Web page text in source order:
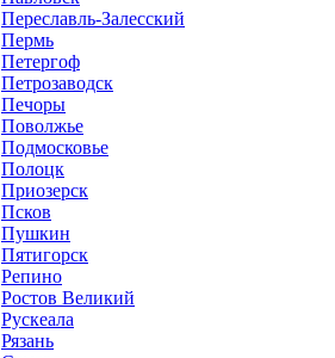
Переславль-Залесский
Пермь
Петергоф
Петрозаводск
Печоры
Поволжье
Подмосковье
Полоцк
Приозерск
Псков
Пушкин
Пятигорск
Репино
Ростов Великий
Рускеала
Рязань